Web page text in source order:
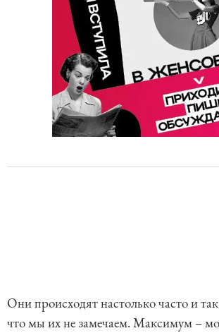
Они происходят настолько часто и
что мы их не замечаем. Максимум –